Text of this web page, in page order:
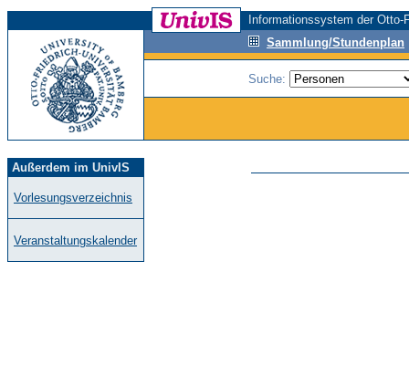
Informationssystem der
Sammlung/Stundenplan
Suche:
Außerdem im UnivIS
Vorlesungsverzeichnis
Veranstaltungskalender